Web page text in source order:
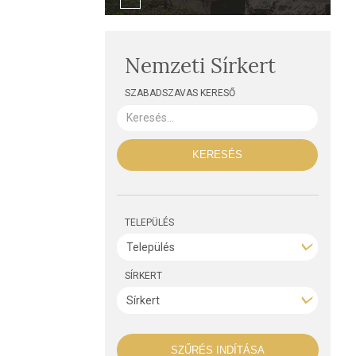
Nemzeti Sírkert
SZABADSZAVAS KERESŐ
KERESÉS
TELEPÜLÉS
SÍRKERT
SZŰRÉS INDÍTÁSA